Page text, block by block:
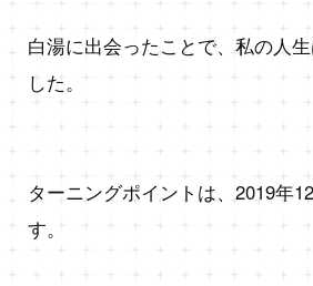
白湯に出会ったことで、私の人
した。
ターニングポイントは、2019年
す。